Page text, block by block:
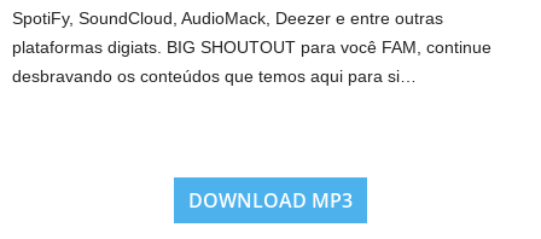
SpotiFy, SoundCloud, AudioMack, Deezer e entre outras
plataformas digiats. BIG SHOUTOUT para você FAM, continue
desbravando os conteúdos que temos aqui para si…
DOWNLOAD MP3